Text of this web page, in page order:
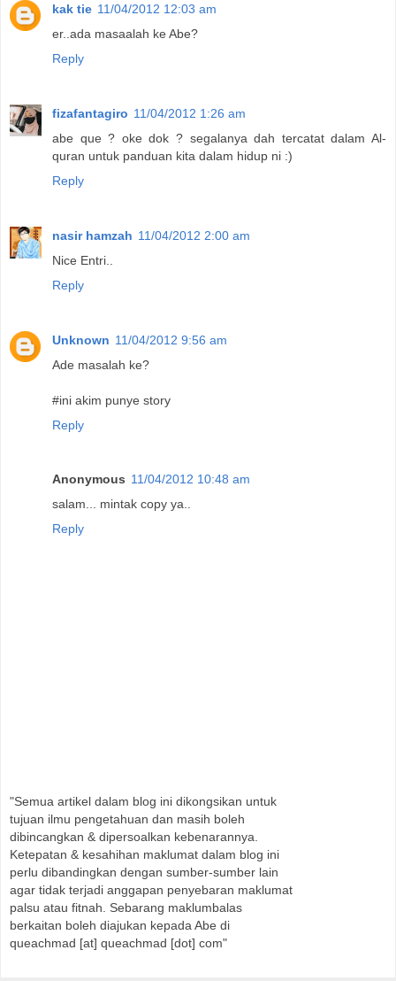
kak tie 11/04/2012 12:03 am
er..ada masaalah ke Abe?
Reply
fizafantagiro 11/04/2012 1:26 am
abe que ? oke dok ? segalanya dah tercatat dalam Al-
quran untuk panduan kita dalam hidup ni :)
Reply
nasir hamzah 11/04/2012 2:00 am
Nice Entri..
Reply
Unknown 11/04/2012 9:56 am
Ade masalah ke?
#ini akim punye story
Reply
Anonymous 11/04/2012 10:48 am
salam... mintak copy ya..
Reply
"Semua artikel dalam blog ini dikongsikan untuk
tujuan ilmu pengetahuan dan masih boleh
dibincangkan & dipersoalkan kebenarannya.
Ketepatan & kesahihan maklumat dalam blog ini
perlu dibandingkan dengan sumber-sumber lain
agar tidak terjadi anggapan penyebaran maklumat
palsu atau fitnah. Sebarang maklumbalas
berkaitan boleh diajukan kepada Abe di
queachmad [at] queachmad [dot] com"